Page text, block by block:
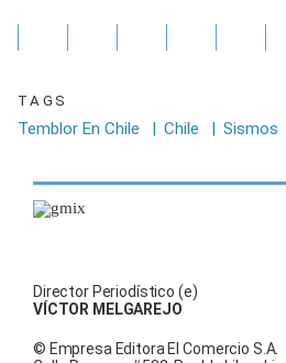
TAGS
Temblor En Chile | Chile | Sismos
Director Periodístico (e)
VÍCTOR MELGAREJO
© Empresa Editora El Comercio S.A.